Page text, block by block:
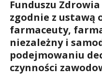
Funduszu
zgodnie z ustawą
farmaceuty,
niezależny i
podejmowaniu
czynności